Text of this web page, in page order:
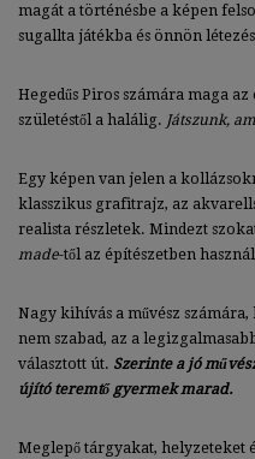
magát a történésbe a képen
sugallta játékba és önnön
Hegedűs Piros számára maga az
születéstől a halálig. Játszunk,
Egy képen van jelen a
klasszikus grafitrajz, az
realista részletek. Mindezt
made-től az építészetben
Nagy kihívás a művész számára,
nem szabad, az a
választott út. Szerinte a jó
újító teremtő gyermek marad.
Meglepő tárgyakat, helyzeteket